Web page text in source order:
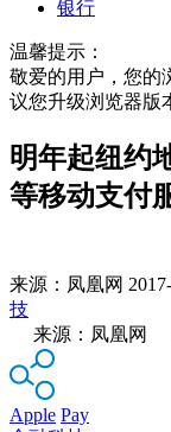
银行
温馨提示：
敬爱的用户，您的
议您升级浏览器版
明年起纽约
等移动支付
来源： 凤凰网
技
来源：凤凰网
Apple Pay